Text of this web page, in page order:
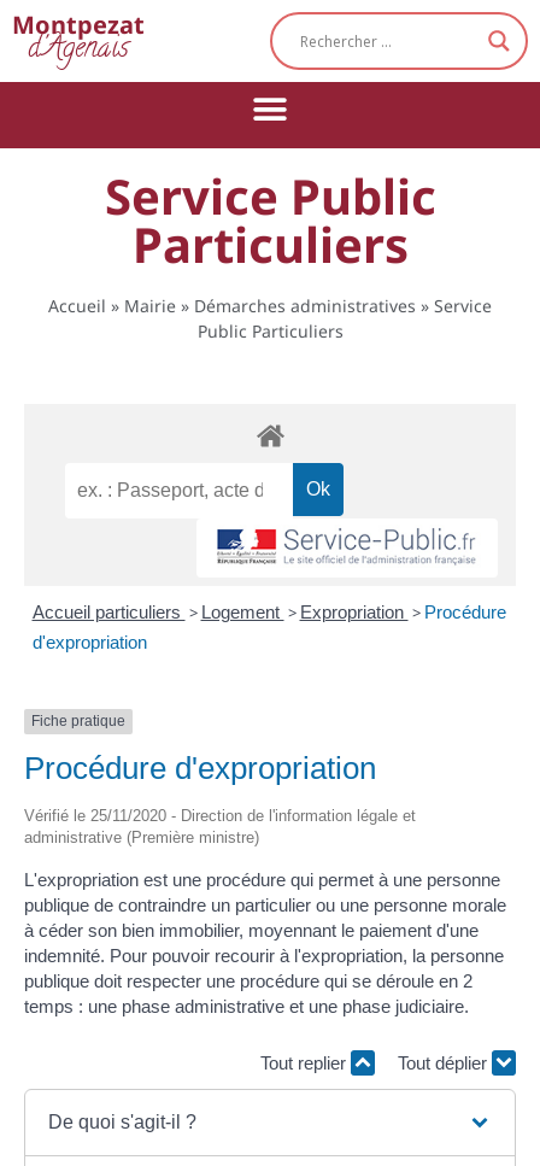
Montpezat
d'Agenais
Service Public
Particuliers
Accueil » Mairie » Démarches administratives » Service
Public Particuliers
Accueil particuliers > Logement > Expropriation > Procédure
d'expropriation
Fiche pratique
Procédure d'expropriation
Vérifié le 25/11/2020 - Direction de l'information légale et
administrative (Première ministre)
L'expropriation est une procédure qui permet à une personne
publique de contraindre un particulier ou une personne morale
à céder son bien immobilier, moyennant le paiement d'une
indemnité. Pour pouvoir recourir à l'expropriation, la personne
publique doit respecter une procédure qui se déroule en 2
temps : une phase administrative et une phase judiciaire.
Tout replier Tout déplier
De quoi s'agit-il ?
Cookies management panel